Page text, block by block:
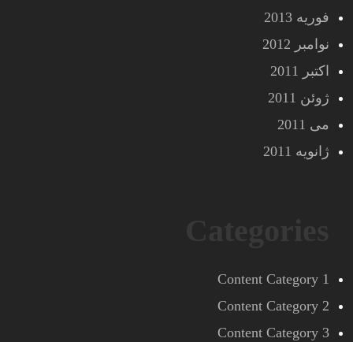
فوریه 2013
نوامبر 2012
اکتبر 2011
ژوئن 2011
می 2011
ژانویه 2011
Content Category 1
Content Category 2
Content Category 3